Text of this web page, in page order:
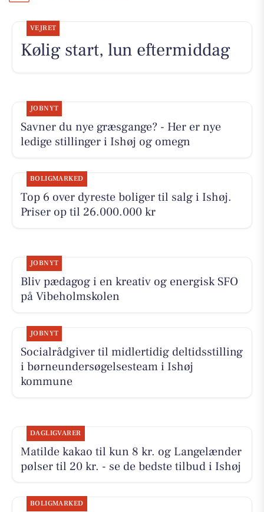
VEJRET
Kølig start, lun eftermiddag
JOBNYT
Savner du nye græsgange? - Her er nye
ledige stillinger i Ishøj og omegn
BOLIGMARKED
Top 6 over dyreste boliger til salg i Ishøj.
Priser op til 26.000.000 kr
JOBNYT
Bliv pædagog i en kreativ og energisk SFO
på Vibeholmskolen
JOBNYT
Socialrådgiver til midlertidig deltidsstilling
i børneundersøgelsesteam i Ishøj
kommune
DAGLIGVARER
Matilde kakao til kun 8 kr. og Langelænder
pølser til 20 kr. - se de bedste tilbud i Ishøj
BOLIGMARKED